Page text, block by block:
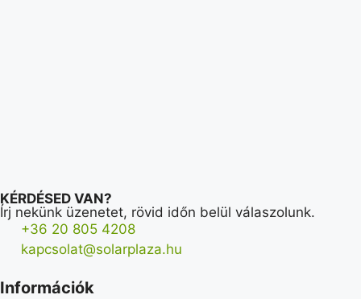
KÉRDÉSED VAN?
Írj nekünk üzenetet, rövid időn belül válaszolunk.
+36 20 805 4208
kapcsolat@solarplaza.hu
Információk